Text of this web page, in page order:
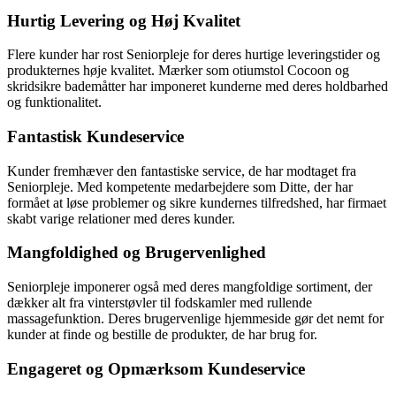
Hurtig Levering og Høj Kvalitet
Flere kunder har rost Seniorpleje for deres hurtige leveringstider og
produkternes høje kvalitet. Mærker som otiumstol Cocoon og
skridsikre bademåtter har imponeret kunderne med deres holdbarhed
og funktionalitet.
Fantastisk Kundeservice
Kunder fremhæver den fantastiske service, de har modtaget fra
Seniorpleje. Med kompetente medarbejdere som Ditte, der har
formået at løse problemer og sikre kundernes tilfredshed, har firmaet
skabt varige relationer med deres kunder.
Mangfoldighed og Brugervenlighed
Seniorpleje imponerer også med deres mangfoldige sortiment, der
dækker alt fra vinterstøvler til fodskamler med rullende
massagefunktion. Deres brugervenlige hjemmeside gør det nemt for
kunder at finde og bestille de produkter, de har brug for.
Engageret og Opmærksom Kundeservice